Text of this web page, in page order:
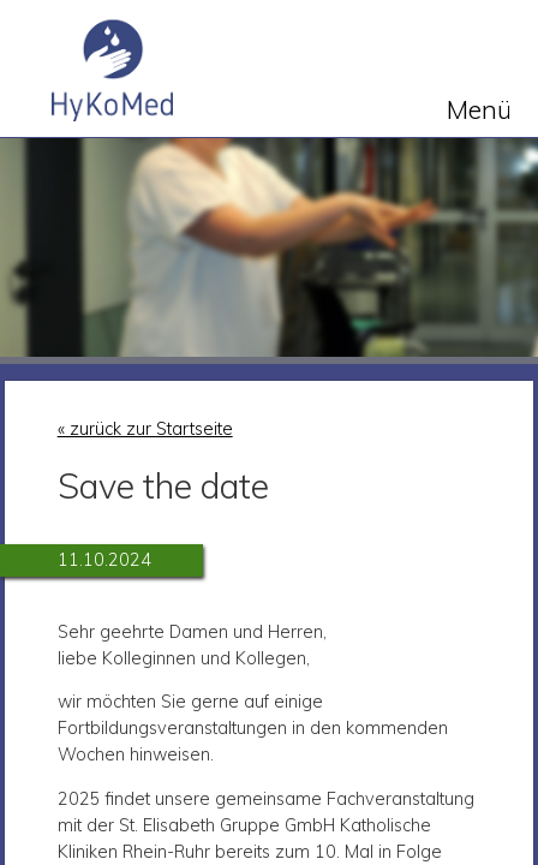
Menü
« zurück zur Startseite
Save the date
11.10.2024
Sehr geehrte Damen und Herren,
liebe Kolleginnen und Kollegen,
wir möchten Sie gerne auf einige
Fortbildungsveranstaltungen in den kommenden
Wochen hinweisen.
2025 findet unsere gemeinsame Fachveranstaltung
mit der St. Elisabeth Gruppe GmbH Katholische
Kliniken Rhein-Ruhr bereits zum 10. Mal in Folge